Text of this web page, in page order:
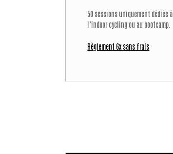
50 sessions uniquement dédiée à
l’indoor cycling ou au bootcamp.
Règlement 6x sans frais